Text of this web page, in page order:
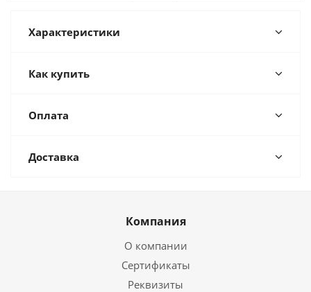
Характеристики
Как купить
Оплата
Доставка
Компания
О компании
Сертификаты
Реквизиты